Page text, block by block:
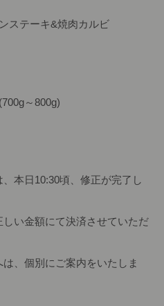
ステーキ&焼肉カルビ
～800g)
本日10:30頃、修正が完了し
い金額にて決済させていただ
、個別にご案内をいたしま